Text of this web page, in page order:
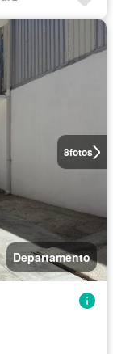
8fotos
Departamento